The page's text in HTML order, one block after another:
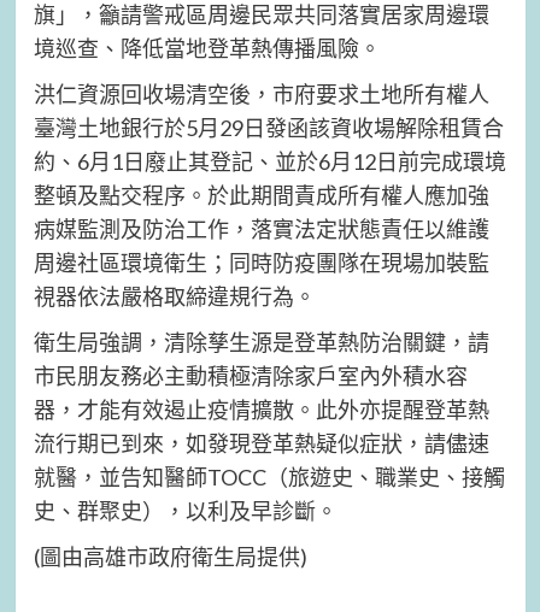
旗」，籲請警戒區周邊民眾共同落實居家周邊環
境巡查、降低當地登革熱傳播風險。
洪仁資源回收場清空後，市府要求土地所有權人
臺灣土地銀行於5月29日發函該資收場解除租賃合
約、6月1日廢止其登記、並於6月12日前完成環境
整頓及點交程序。於此期間責成所有權人應加強
病媒監測及防治工作，落實法定狀態責任以維護
周邊社區環境衛生；同時防疫團隊在現場加裝監
視器依法嚴格取締違規行為。
衛生局強調，清除孳生源是登革熱防治關鍵，請
市民朋友務必主動積極清除家戶室內外積水容
器，才能有效遏止疫情擴散。此外亦提醒登革熱
流行期已到來，如發現登革熱疑似症狀，請儘速
就醫，並告知醫師TOCC（旅遊史、職業史、接觸
史、群聚史），以利及早診斷。
(圖由高雄市政府衛生局提供)